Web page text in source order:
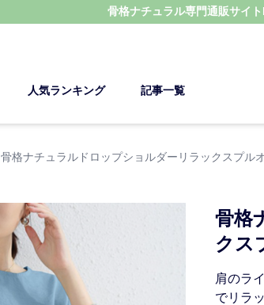
骨格ナチュラル専門通販サイト
人気ランキング 記事一覧
骨格ナチュラルドロップショルダーリラックスプル
骨格
クス
肩のラ
でリラ